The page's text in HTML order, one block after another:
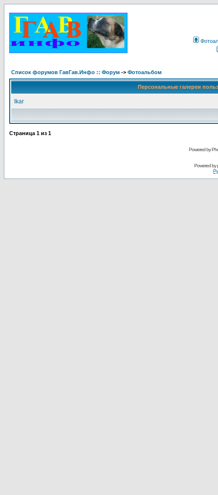
Список форумов ГавГав.Инфо :: Форум -> Фотоальбом
Персональные галереи
Ikar
Страница 1 из 1
Powered by
Powered by